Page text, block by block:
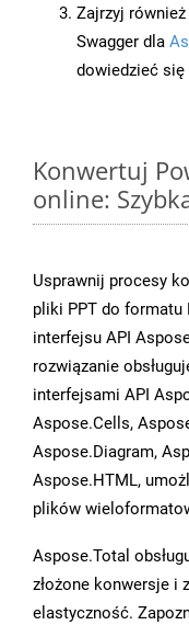
Zajrzyj
Swagger dla
dowiedzieć się
Konwertuj
online:
Usprawnij procesy
pliki PPT do formatu
interfejsu API
rozwiązanie
interfejsami API
Aspose.Cells,
Aspose.Diagram,
Aspose.HTML,
plików
Aspose.Total
złożone konwersje i
elastyczność.